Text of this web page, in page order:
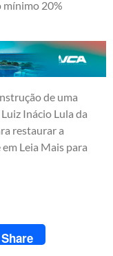
mínimo 20%
de uma
Inácio Lula da
restaurar a
Leia Mais para
Share